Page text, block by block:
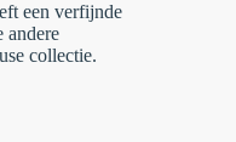
een verfijnde
andere
collectie.